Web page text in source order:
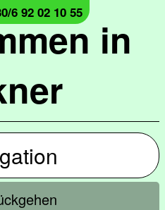
in
6 92 02 10 55